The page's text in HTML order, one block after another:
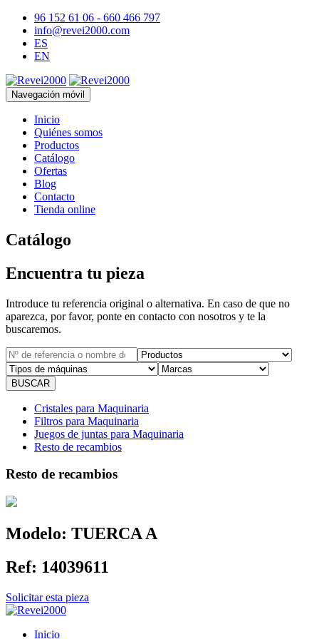
96 152 61 06 - 660 466 797
info@revei2000.com
ES
EN
Navegación móvil
Inicio
Quiénes somos
Productos
Catálogo
Ofertas
Blog
Contacto
Tienda online
Catálogo
Encuentra tu pieza
Introduce tu referencia original o alternativa. En caso de que no
aparezca, por favor, ponte en contacto con nosotros y te la
buscaremos.
Cristales para Maquinaria
Filtros para Maquinaria
Juegos de juntas para Maquinaria
Resto de recambios
Resto de recambios
Modelo: TUERCA A
Ref: 14039611
Solicitar esta pieza
Inicio